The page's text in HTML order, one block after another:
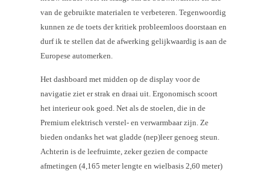
van de gebruikte materialen te verbeteren. Tegenwoordig
kunnen ze de toets der kritiek probleemloos doorstaan en
durf ik te stellen dat de afwerking gelijkwaardig is aan de
Europese automerken.
Het dashboard met midden op de display voor de
navigatie ziet er strak en draai uit. Ergonomisch scoort
het interieur ook goed. Net als de stoelen, die in de
Premium elektrisch verstel- en verwarmbaar zijn. Ze
bieden ondanks het wat gladde (nep)leer genoeg steun.
Achterin is de leefruimte, zeker gezien de compacte
afmetingen (4,165 meter lengte en wielbasis 2,60 meter)